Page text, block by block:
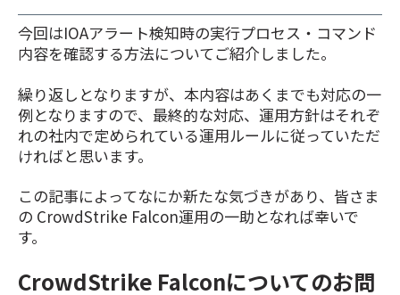
今回はIOAアラート検知時の実行プロセス・コマンド
内容を確認する方法についてご紹介しました。
繰り返しとなりますが、本内容はあくまでも対応の一
例となりますので、最終的な対応、運用方針はそれぞ
れの社内で定められている運用ルールに従っていただ
ければと思います。
この記事によってなにか新たな気づきがあり、皆さま
の CrowdStrike Falcon運用の一助となれば幸いで
す。
CrowdStrike Falconについてのお問